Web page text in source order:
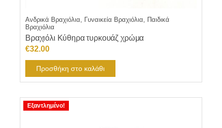
Ανδρικά Βραχιόλια, Γυναικεία Βραχιόλια, Παιδικά
Βραχιόλια
Βραχιόλι Κύθηρα τυρκουάζ χρώμα
€32.00
Προσθήκη στο καλάθι
Εξαντλημένο!